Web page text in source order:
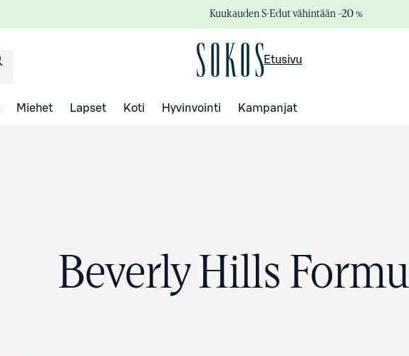
Kuukauden S-Edut vähintään –20 %
Etusivu
Miehet Lapset Koti Hyvinvointi Kampanjat
Beverly Hills